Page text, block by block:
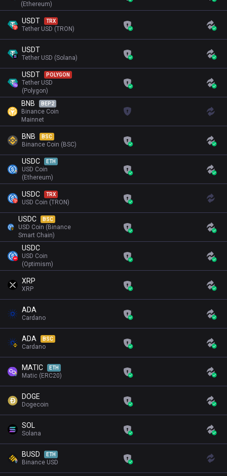
(Ethereum)
USDT TRX
Tether USD (TRON)
USDT
Tether USD (Solana)
USDT POLYGON
Tether USD
(Polygon)
BNB BEP2
Binance Coin
Mainnet
BNB BSC
Binance Coin (BSC)
USDC ETH
USD Coin
(Ethereum)
USDC TRX
USD Coin (TRON)
USDC BSC
USD Coin (Binance
Smart Chain)
USDC
USD Coin
(Optimism)
XRP
XRP
ADA
Cardano
ADA BSC
Cardano
MATIC ETH
Matic (ERC20)
DOGE
Dogecoin
SOL
Solana
BUSD ETH
Binance USD